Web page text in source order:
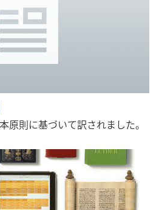
原則に基づいて訳されました。